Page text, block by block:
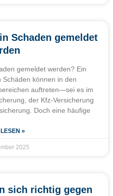
Schaden gemeldet
gemeldet werden? Ein
können in den
auftreten—sei es im
der Kfz-Versicherung
Doch eine häufige
»
2025
sich richtig gegen